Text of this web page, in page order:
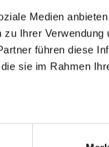
Medien
Ihrer Verwendung
führen diese
sie im Rahmen